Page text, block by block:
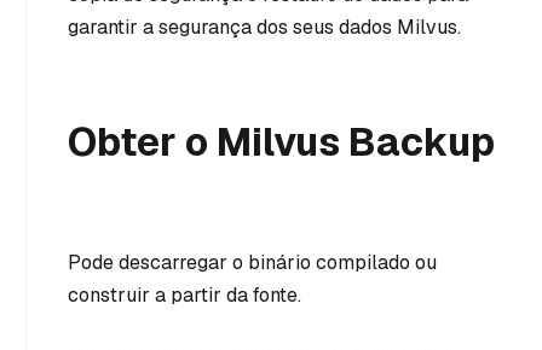
garantir a segurança dos seus dados Milvus.
Obter o Milvus Backup
Pode descarregar o binário compilado ou
construir a partir da fonte.